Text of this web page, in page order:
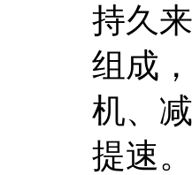
持久
组成
机、
提速